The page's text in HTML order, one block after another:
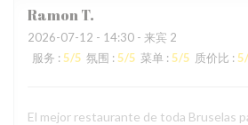
RamonT
2026-07-12 - 14:30 - 来宾 2
服务 : 5/5 氛围 : 5/5 菜单 : 5/5 质价比 : 5
El mejor restaurante de toda Bruselas